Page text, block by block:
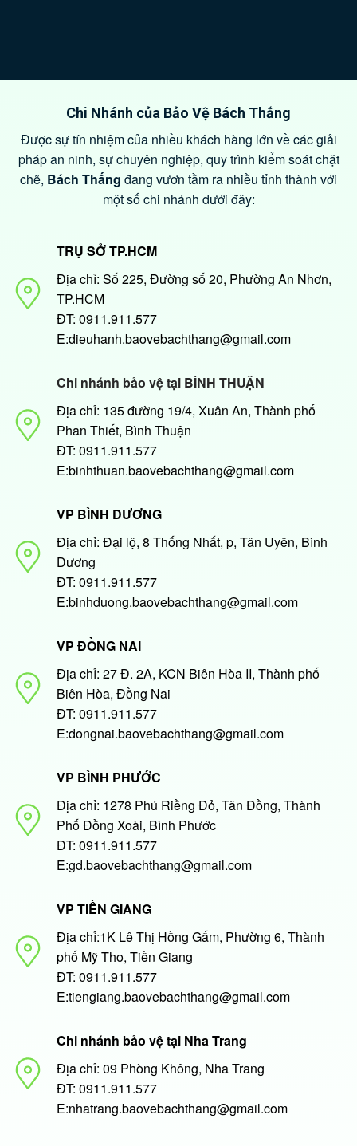
Chi Nhánh của Bảo Vệ Bách Thắng
Được sự tín nhiệm của nhiều khách hàng lớn về các giải
pháp an ninh, sự chuyên nghiệp, quy trình kiểm soát chặt
chẽ, Bách Thắng đang vươn tầm ra nhiều tỉnh thành với
một số chi nhánh dưới đây:
TRỤ SỞ TP.HCM
Địa chỉ: Số 225, Đường số 20, Phường An Nhơn,
TP.HCM
ĐT: 0911.911.577
E:dieuhanh.baovebachthang@gmail.com
Chi nhánh bảo vệ tại BÌNH THUẬN
Địa chỉ: 135 đường 19/4, Xuân An, Thành phố
Phan Thiết, Bình Thuận
ĐT: 0911.911.577
E:binhthuan.baovebachthang@gmail.com
VP BÌNH DƯƠNG
Địa chỉ: Đại lộ, 8 Thống Nhất, p, Tân Uyên, Bình
Dương
ĐT: 0911.911.577
E:binhduong.baovebachthang@gmail.com
VP ĐỒNG NAI
Địa chỉ: 27 Đ. 2A, KCN Biên Hòa II, Thành phố
Biên Hòa, Đồng Nai
ĐT: 0911.911.577
E:dongnai.baovebachthang@gmail.com
VP BÌNH PHƯỚC
Địa chỉ: 1278 Phú Riềng Đỏ, Tân Đồng, Thành
Phố Đồng Xoài, Bình Phước
ĐT: 0911.911.577
E:gd.baovebachthang@gmail.com
VP TIỀN GIANG
Địa chỉ:1K Lê Thị Hồng Gấm, Phường 6, Thành
phố Mỹ Tho, Tiền Giang
ĐT: 0911.911.577
E:tiengiang.baovebachthang@gmail.com
Chi nhánh bảo vệ tại Nha Trang
Địa chỉ: 09 Phòng Không, Nha Trang
ĐT: 0911.911.577
E:nhatrang.baovebachthang@gmail.com